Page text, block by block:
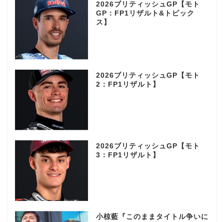
2026ブリティッシュGP【モト
GP：FP1リザルト&トピック
ス】
2026ブリティッシュGP【モト
2：FP1リザルト】
2026ブリティッシュGP【モト
3：FP1リザルト】
小椋藍『このままタイトル争いに